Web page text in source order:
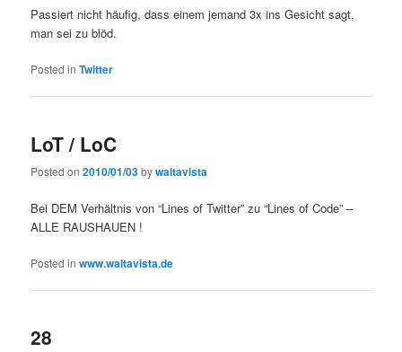
Passiert nicht häufig, dass einem jemand 3x ins Gesicht sagt,
man sei zu blöd.
Posted in Twitter
LoT / LoC
Posted on2010/01/03bywaltavista
Bei DEM Verhältnis von “Lines of Twitter” zu “Lines of Code” –
ALLE RAUSHAUEN !
Posted in www.waltavista.de
28